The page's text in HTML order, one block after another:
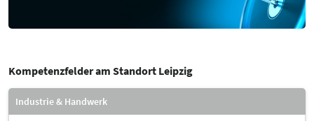
Kompetenzfelder am Standort Leipzig
Industrie & Handwerk